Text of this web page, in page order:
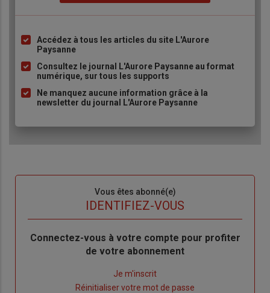
Liste
puce
Accédez à tous les articles du site L'Aurore
Paysanne
Consultez le journal L'Aurore Paysanne au format
numérique, sur tous les supports
Ne manquez aucune information grâce à la
newsletter du journal L'Aurore Paysanne
Vous êtes abonné(e)
IDENTIFIEZ-VOUS
Body
Connectez-vous à votre compte pour profiter
de votre abonnement
Je m'inscrit
Réinitialiser votre mot de passe